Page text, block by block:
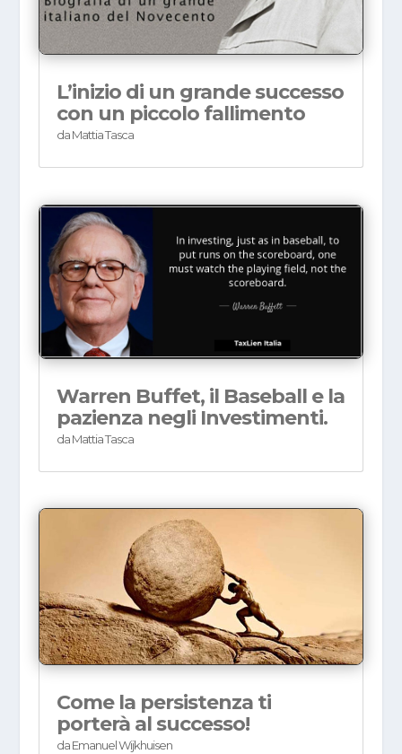
L’inizio di un grande successo
con un piccolo fallimento
daMattia Tasca
Warren Buffet, il Baseball e la
pazienza negli Investimenti.
daMattia Tasca
Come la persistenza ti
porterà al successo!
daEmanuel Wijkhuisen